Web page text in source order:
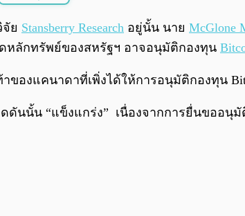
ย Stansberry Research อยู่นั้น นาย McGlone
ลักทรัพย์ของสหรัฐฯ อาจอนุมัติกองทุน
ของแคนาดาที่เพิ่งได้ให้การอนุมัติกองทุน
ดดันนั้น “แข็งแกร่ง” เนื่องจากการยื่นขออ